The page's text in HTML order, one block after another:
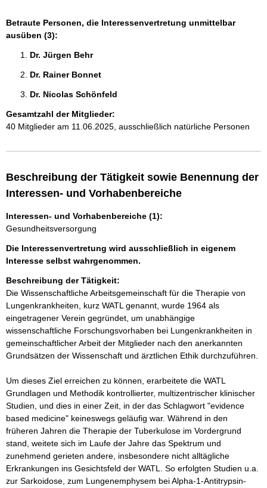
Betraute Personen, die Interessenvertretung unmittelbar
ausüben (3):
Dr. Jürgen Behr
Dr. Rainer Bonnet
Dr. Nicolas Schönfeld
Gesamtzahl der Mitglieder:
40 Mitglieder am 11.06.2025, ausschließlich natürliche Personen
Beschreibung der Tätigkeit sowie Benennung der
Interessen- und Vorhabenbereiche
Interessen- und Vorhabenbereiche (1):
Gesundheitsversorgung
Die Interessenvertretung wird ausschließlich in eigenem
Interesse selbst wahrgenommen.
Beschreibung der Tätigkeit:
Die Wissenschaftliche Arbeitsgemeinschaft für die Therapie von
Lungenkrankheiten, kurz WATL genannt, wurde 1964 als
eingetragener Verein gegründet, um unabhängige
wissenschaftliche Forschungsvorhaben bei Lungenkrankheiten in
gemeinschaftlicher Arbeit der Mitglieder nach den anerkannten
Grundsätzen der Wissenschaft und ärztlichen Ethik durchzuführen.
Um dieses Ziel erreichen zu können, erarbeitete die WATL
Grundlagen und Methodik kontrollierter, multizentrischer klinischer
Studien, und dies in einer Zeit, in der das Schlagwort "evidence
based medicine" keineswegs geläufig war. Während in den
früheren Jahren die Therapie der Tuberkulose im Vordergrund
stand, weitete sich im Laufe der Jahre das Spektrum und
zunehmend gerieten andere, insbesondere nicht alltägliche
Erkrankungen ins Gesichtsfeld der WATL. So erfolgten Studien u.a.
zur Sarkoidose, zum Lungenemphysem bei Alpha-1-Antitrypsin-